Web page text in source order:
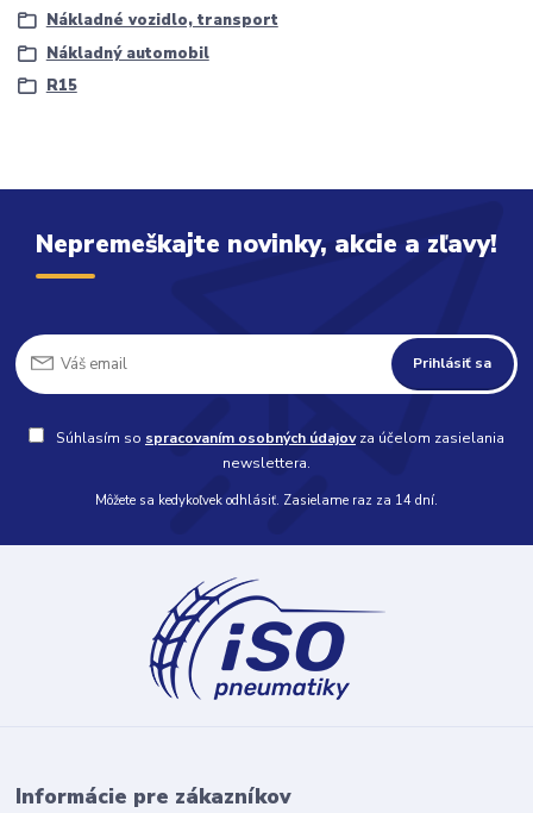
Nákladné vozidlo, transport
Nákladný automobil
R15
Nepremeškajte novinky, akcie a zľavy!
Prihlásiť sa
Súhlasím so spracovaním osobných údajovza účelom zasielania
newslettera.
Môžete sa kedykoľvek odhlásiť. Zasielame raz za 14 dní.
Informácie pre zákazníkov